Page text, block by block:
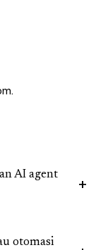
AI agent
otomasi